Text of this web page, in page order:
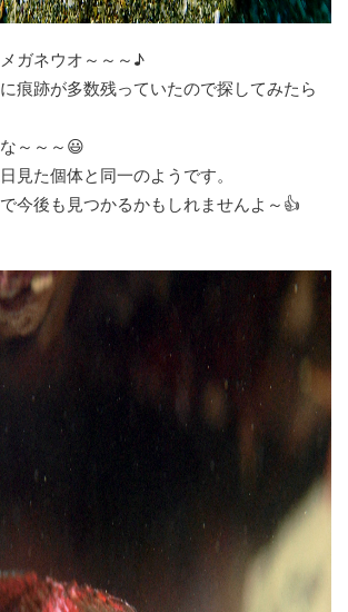
ガネウオ～～～♪
痕跡が多数残っていたので探してみたら
～～～😃
見た個体と同一のようです。
今後も見つかるかもしれませんよ～👍